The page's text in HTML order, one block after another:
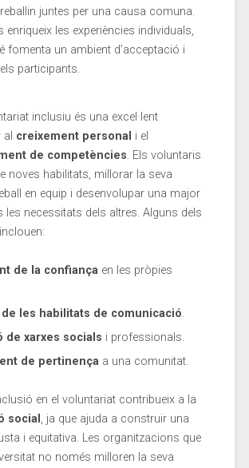
juntes per ​una causa comuna.
​les experiències individuals,
fomenta un ambient d’acceptació⁤ i‍
participants.
inclusiu és una excel·lent
creixement⁣ personal i el
de competències. Els voluntaris
noves habilitats,⁤ millorar la seva
en⁢ equip i desenvolupar una major
les necessitats dels altres. Alguns dels
de la confiança en les ⁣pròpies​
de les habilitats de comunicació.
⁢de ‍xarxes socials i professionals.
de pertinença a una comunitat.
⁣en el ‌voluntariat contribueix a la
social , ja que⁤ ajuda​ a ‌construir ⁢una⁤
i equitativa. Les organitzacions que
no només milloren la seva